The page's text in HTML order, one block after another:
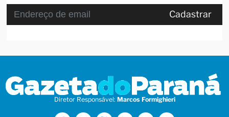
Cadastrar
Diretor Responsável: Marcos Formighieri